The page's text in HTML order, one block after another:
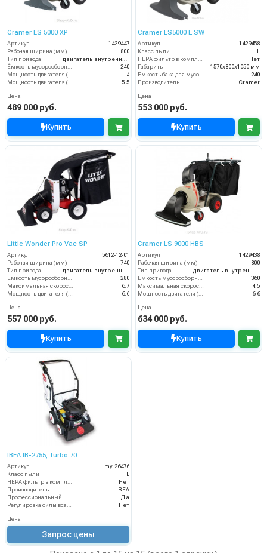
Cramer LS 5000 XP
Артикул
1429447
Рабочая ширина (мм)
800
Тип привода
двигатель внутреннего сгорания
Ёмкость мусоросборника (л)
240
Мощность двигателя (кВт)
4
Мощность двигателя (лс)
5.5
Цена
489 000 руб.
Купить
Cramer LS5000 E SW
Артикул
1429458
Класс пыли
L
HEPA фильтр в комплекте
Нет
Габариты
1570х800х1050 мм
Емкость бака для мусора (л)
240
Производитель
Cramer
Цена
553 000 руб.
Купить
Little Wonder Pro Vac SP
Артикул
5612-12-01
Рабочая ширина (мм)
740
Тип привода
280
6.7
6.6
Цена
557 000 руб.
Купить
Cramer LS 9000 HBS
Артикул
1429438
Рабочая ширина (мм)
800
Тип привода
360
4.5
6.6
Цена
634 000 руб.
Купить
IBEA IB-2755, Turbo 70
Артикул
my.26476
Класс пыли
Нет
Производитель
IBEA
Профессиональный
Да
Нет
Цена
Запрос цены